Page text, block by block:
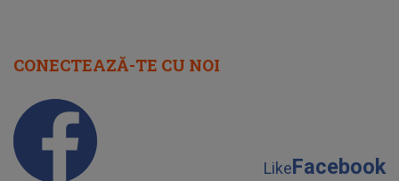
CONECTEAZĂ-TE CU NOI
LikeFacebook